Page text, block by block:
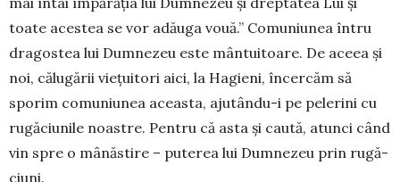
toate acestea se vor adău­ga vouă.” Comuniunea în­tru
dragostea lui Dum­ne­zeu este mântuitoare. De aceea și
noi, călugării vie­țuitori aici, la Hagieni, în­cercăm să
sporim comu­niu­nea aceasta, aju­tându-i pe pelerini cu
rugăciunile noastre. Pentru că asta și caută, atunci când
vin spre o mânăstire – puterea lui Dumnezeu prin ru­gă­
ciuni.